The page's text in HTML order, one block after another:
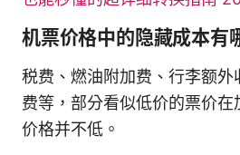
机票价格中的隐藏成本有
税费、燃油附加费、行李额
费等，部分看似低价的票价
价格并不低。